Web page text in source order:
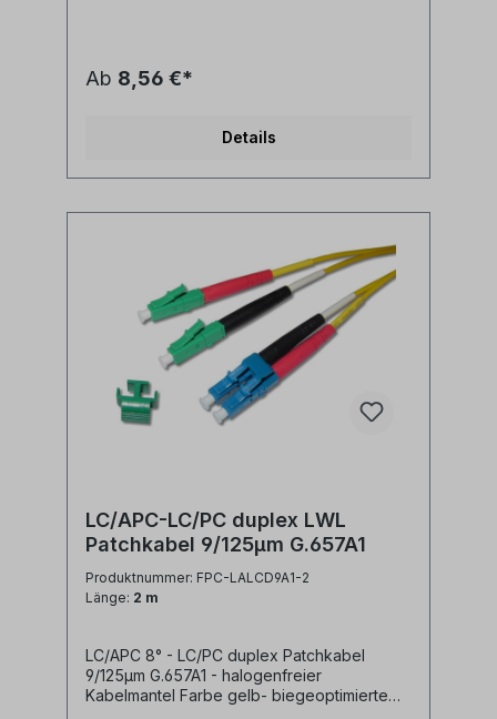
(halogenfrei)LWL Faser: singlemode
9/125µm OS2 G.657A1
siehe Längenauswahlfeld oder Sonderlänge
auf AnfrageLWL-Stecker A: LC/APC
Ports Synonyme: fiber optic patchcord,
Glasfaser Anschlusskabel, LWL Patch Kabel,
Lichtwellenleiter Patchkabel, LC/APC jumper
Ab 8,56 €*
Details
LC/APC-LC/PC duplex LWL
Patchkabel 9/125µm G.657A1
Produktnummer: FPC-LALCD9A1-2
Länge: 2 m
LC/APC 8° - LC/PC duplex Patchkabel
9/125µm G.657A1 - halogenfreier
Kabelmantel Farbe gelb- biegeoptimierte